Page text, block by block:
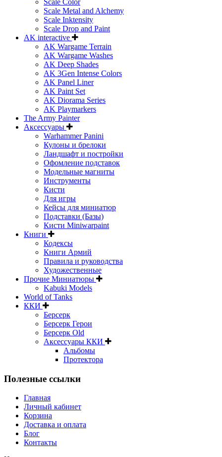
Scale Color
Scale Metal and Alchemy
Scale Inktensity
Scale Drop and Paint
AK interactive
AK Wargame Terrain
AK Wargame Washes
AK Deep Shades
AK 3Gen Intense Colors
AK Panel Liner
AK Paint Set
AK Diorama Series
AK Playmarkers
The Army Painter
Аксессуары
Warhammer Panini
Кулоны и брелоки
Ландшафт и постройки
Офомление подставок
Модельные магниты
Инструменты
Кисти
Для игры
Кейсы для миниатюр
Подставки (Базы)
Кисти Miniwarpaint
Книги
Кодексы
Книги Армий
Правила и руководства
Художественные
Прочие Миниатюры
Kabuki Models
World of Tanks
ККИ
Берсерк
Берсерк Герои
Берсерк Old
Аксессуары ККИ
Альбомы
Протектора
Полезные ссылки
Главная
Личный кабинет
Корзина
Доставка и оплата
Блог
Контакты